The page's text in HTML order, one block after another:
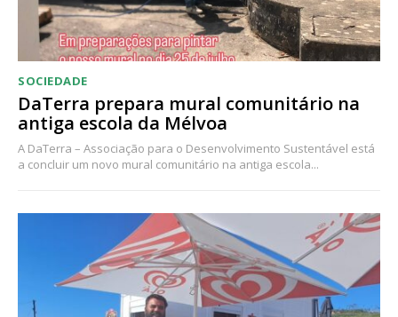
SOCIEDADE
DaTerra prepara mural comunitário na
antiga escola da Mélvoa
A DaTerra – Associação para o Desenvolvimento Sustentável está
a concluir um novo mural comunitário na antiga escola...